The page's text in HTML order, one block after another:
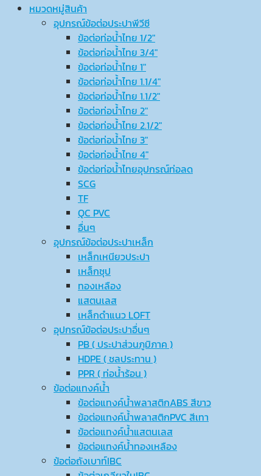
หมวดหมู่สินค้า
อุปกรณ์ข้อต่อประปาพีวีซี
ข้อต่อท่อน้ำไทย 1/2″
ข้อต่อท่อน้ำไทย 3/4″
ข้อต่อท่อน้ำไทย 1″
ข้อต่อท่อน้ำไทย 1.1/4″
ข้อต่อท่อน้ำไทย 1.1/2″
ข้อต่อท่อน้ำไทย 2″
ข้อต่อท่อน้ำไทย 2.1/2″
ข้อต่อท่อน้ำไทย 3″
ข้อต่อท่อน้ำไทย 4″
ข้อต่อท่อน้ำไทยอุปกรณ์ท่อลด
SCG
TF
QC PVC
อื่นๆ
อุปกรณ์ข้อต่อประปาเหล็ก
เหล็กเหนียวประปา
เหล็กชุป
ทองเหลือง
แสตนเลส
เหล็กดำแนว LOFT
อุปกรณ์ข้อต่อประปาอื่นๆ
PB ( ประปาส่วนภูมิภาค )
HDPE ( ชลประทาน )
PPR ( ท่อน้ำร้อน )
ข้อต่อแทงค์น้ำ
ข้อต่อแทงค์น้ำพลาสติกABS สีขาว
ข้อต่อแทงค์น้ำพลาสติกPVC สีเทา
ข้อต่อแทงค์น้ำแสตนเลส
ข้อต่อแทงค์น้ำทองเหลือง
ข้อต่อถังเบาท์IBC